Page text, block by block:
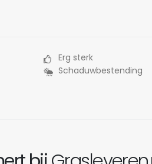
Erg sterk
Schaduwbestending